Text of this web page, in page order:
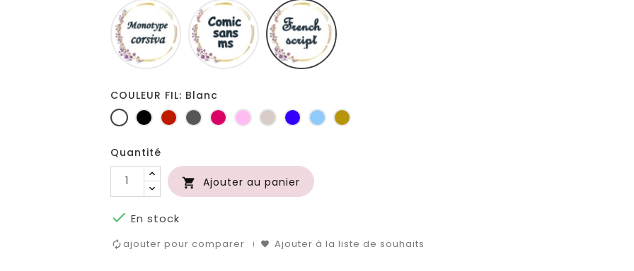
Monotype
corsiva
Comic
sans
ms
script
COULEUR FIL: Blanc
BlancNoir RougeGris
foncé
Fuchsia
RoseFicelleBleu
roi
Bleu
clair
Or
Quantité
 Ajouter au panier
 En stock
ajouter pour comparer Ajouter à la liste de souhaits